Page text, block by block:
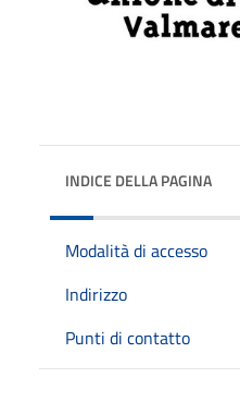
INDICE DELLA PAGINA
Modalità di accesso
Indirizzo
Punti di contatto